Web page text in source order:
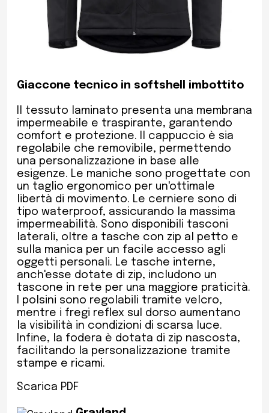
Giaccone tecnico in softshell imbottito
Il tessuto laminato presenta una membrana
impermeabile e traspirante, garantendo
comfort e protezione. Il cappuccio è sia
regolabile che removibile, permettendo
una personalizzazione in base alle
esigenze. Le maniche sono progettate con
un taglio ergonomico per un'ottimale
libertà di movimento. Le cerniere sono di
tipo waterproof, assicurando la massima
impermeabilità. Sono disponibili tasconi
laterali, oltre a tasche con zip al petto e
sulla manica per un facile accesso agli
oggetti personali. Le tasche interne,
anch'esse dotate di zip, includono un
tascone in rete per una maggiore praticità.
I polsini sono regolabili tramite velcro,
mentre i fregi reflex sul dorso aumentano
la visibilità in condizioni di scarsa luce.
Infine, la fodera è dotata di zip nascosta,
facilitando la personalizzazione tramite
stampe e ricami.
Scarica PDF